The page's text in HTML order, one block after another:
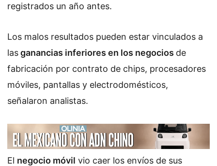
registrados un año antes.
Los malos resultados pueden estar vinculados a
lasganancias inferiores en los negocios de
fabricación por contrato de chips, procesadores
móviles, pantallas y electrodomésticos,
señalaron analistas.
El negocio móvil vio caer los envíos de sus